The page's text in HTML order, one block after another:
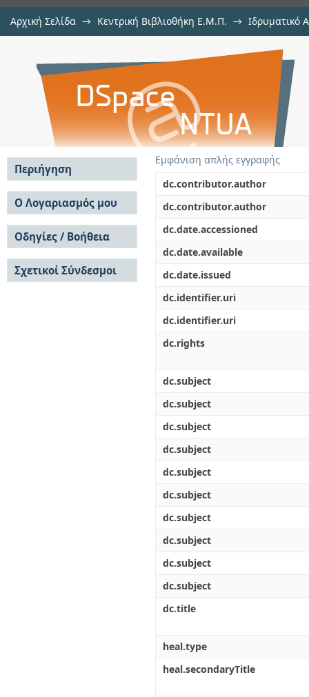
Αρχική Σελίδα → Κεντρική Βιβλιοθήκη Ε.Μ.Π. → Ιδρυματικό
Gas purification using pure
as absorbents
Εμφάνιση απλής εγγραφής
dc.contributor.author
dc.contributor.author
dc.date.accessioned
dc.date.available
dc.date.issued
dc.identifier.uri
dc.identifier.uri
dc.rights
dc.subject
dc.subject
dc.subject
dc.subject
dc.subject
dc.subject
dc.subject
dc.subject
dc.subject
dc.subject
dc.title
heal.type
heal.secondaryTitle
Περιήγηση
Σε όλο το DSpace
Κοινότητες & Συλλογές
Ανά Ημερομηνία
Έκδοσης
Συγγραφείς
Τίτλοι
Θέματα
Ο Λογαριασμός μου
Σύνδεση
Εγγραφή
Οδηγίες / Βοήθεια
Οδηγίες Υποβολής
Οδηγίες Χρήσης ΙΑ
Συχνές Ερωτήσεις
Σχετικοί Σύνδεσμοι